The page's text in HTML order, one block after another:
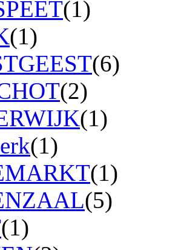
(1)
(1)
(6)
(2)
(1)
(1)
(1)
(5)
(1)